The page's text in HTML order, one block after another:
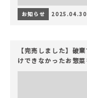
お知らせ 2025.04.30
【完売しました】破
けできなかったお惣